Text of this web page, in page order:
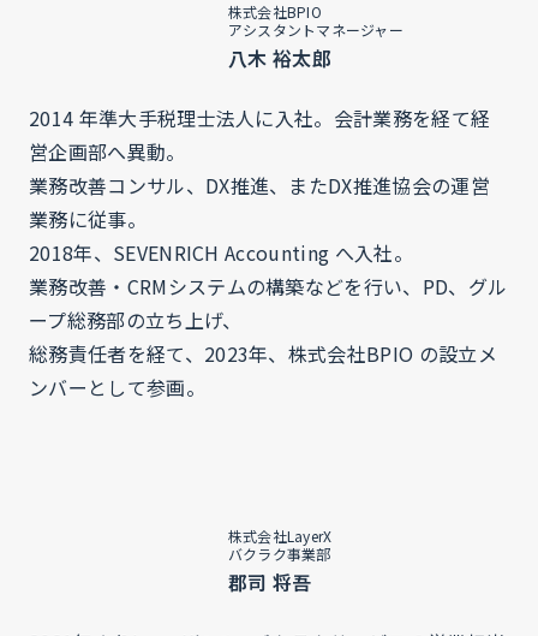
株式会社BPIO
アシスタントマネージャー
八木 裕太郎
2014 年準大手税理士法人に入社。会計業務を経て経
営企画部へ異動。
業務改善コンサル、DX推進、またDX推進協会の運営
業務に従事。
2018年、SEVENRICH Accounting へ入社。
業務改善・CRMシステムの構築などを行い、PD、グル
ープ総務部の立ち上げ、
総務責任者を経て、2023年、株式会社BPIO の設立メ
ンバーとして参画。
株式会社LayerX
バクラク事業部
郡司 将吾